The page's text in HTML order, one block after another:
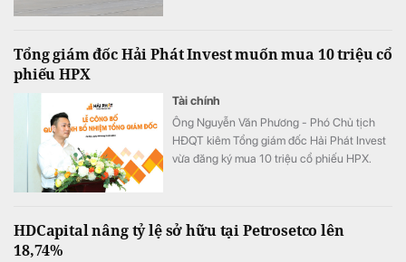
Tổng giám đốc Hải Phát Invest muốn mua 10 triệu cổ
phiếu HPX
Tài chính
Ông Nguyễn Văn Phương - Phó Chủ tịch
HĐQT kiêm Tổng giám đốc Hải Phát Invest
vừa đăng ký mua 10 triệu cổ phiếu HPX.
HDCapital nâng tỷ lệ sở hữu tại Petrosetco lên
18,74%